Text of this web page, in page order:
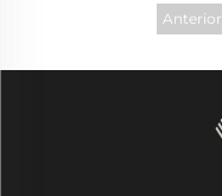
Anterior